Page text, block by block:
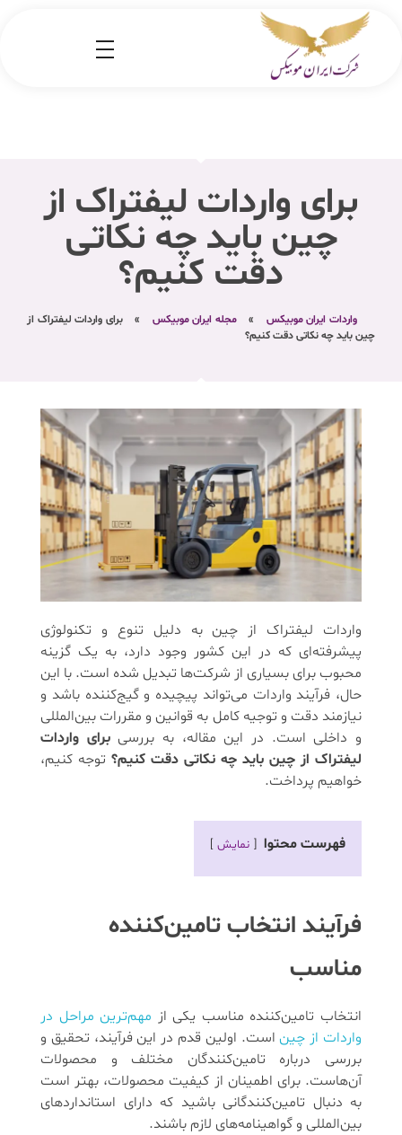
برای واردات لیفتراک از
چین باید چه نکاتی
دقت کنیم؟
واردات ایران موبیکس » مجله ایران موبیکس »
برای واردات لیفتراک از
چین باید چه نکاتی دقت کنیم؟
واردات لیفتراک از چین به دلیل تنوع و تکنولوژی
پیشرفته‌ای که در این کشور وجود دارد، به یک گزینه
محبوب برای بسیاری از شرکت‌ها تبدیل شده است. با این
حال، فرآیند واردات می‌تواند پیچیده و گیج‌کننده باشد و
نیازمند دقت و توجیه کامل به قوانین و مقررات بین‌المللی
و داخلی است. در این مقاله، به بررسیبرای واردات
لیفتراک از چین باید چه نکاتی دقت کنیم؟ توجه کنیم،
خواهیم پرداخت.
فهرست محتوا نمایش
فرآیند انتخاب تامین‌کننده
مناسب
انتخاب تامین‌کننده مناسب یکی از مهم‌ترین مراحل در
واردات از چین است. اولین قدم در این فرآیند، تحقیق و
بررسی درباره تامین‌کنندگان مختلف و محصولات
آن‌هاست. برای اطمینان از کیفیت محصولات، بهتر است
به دنبال تامین‌کنندگانی باشید که دارای استانداردهای
بین‌المللی و گواهینامه‌های لازم باشند.